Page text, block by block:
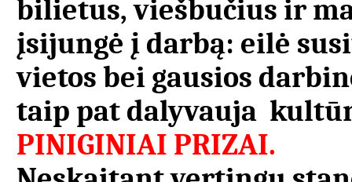
bilietus, viešbučius ir
įsijungė į darbą: eilė
vietos bei gausios
taip pat dalyvauja
PINIGINIAI PRIZAI.